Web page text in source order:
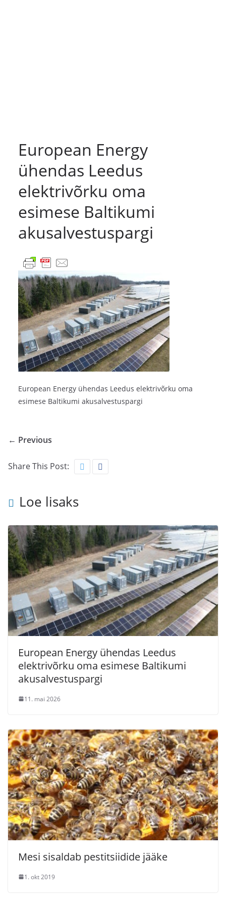
European Energy
ühendas Leedus
elektrivõrku oma
esimese Baltikumi
akusalvestuspargi
European Energy ühendas Leedus elektrivõrku oma
esimese Baltikumi akusalvestuspargi
← Previous
Share This Post:
Loe lisaks
European Energy ühendas Leedus
elektrivõrku oma esimese Baltikumi
akusalvestuspargi
11. mai 2026
Mesi sisaldab pestitsiidide jääke
1. okt 2019